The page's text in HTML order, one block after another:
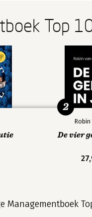
Top
Robin
De vier
2
Managementboek